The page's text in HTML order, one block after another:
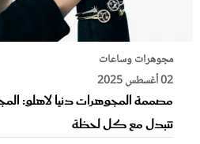
مجوهرات وساعات
02 أغسطس 2025
مصممة المجوهرات دنيا لاهلو:
تتبدل مع كل لحظة